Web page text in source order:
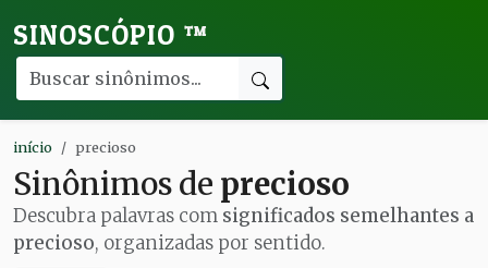
SINOSCÓPIO ™
início precioso
Sinônimos de precioso
Descubra palavras com significados semelhantes a
precioso, organizadas por sentido.